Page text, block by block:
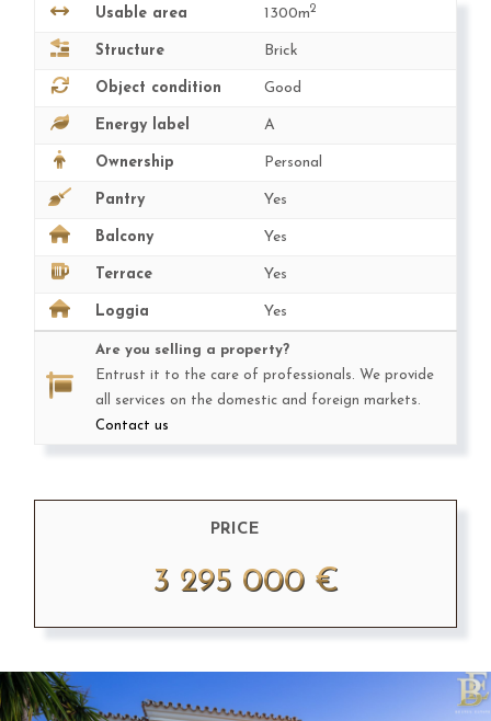
Usable area 1300m2
Structure Brick
Object condition Good
Energy label A
Ownership Personal
Pantry Yes
Balcony Yes
Terrace Yes
Loggia Yes
Are you selling a property?
Entrust it to the care of professionals. We provide
all services on the domestic and foreign markets.
Contact us
PRICE
3 295 000 €